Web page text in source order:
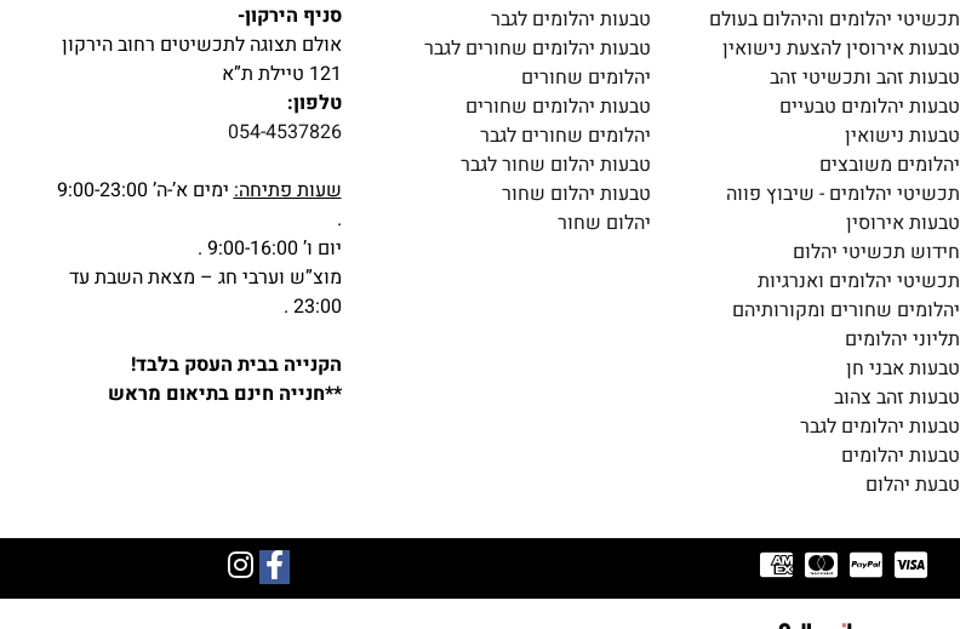
תכשיטי יהלומים והיהלום בעולם
טבעות אירוסין להצעת נישואין
טבעות זהב ותכשיטי זהב
טבעות יהלומים טבעיים
טבעות נישואין
יהלומים משובצים
תכשיטי יהלומים - שיבוץ פווה
טבעות אירוסין
חידוש תכשיטי יהלום
תכשיטי יהלומים ואנרגיות
יהלומים שחורים ומקורותיהם
תליוני יהלומים
טבעות אבני חן
טבעות זהב צהוב
טבעות יהלומים לגבר
טבעות יהלומים
טבעת יהלום
טבעות יהלומים לגבר
טבעות יהלומים שחורים לגבר
יהלומים שחורים
טבעות יהלומים שחורים
יהלומים שחורים לגבר
טבעות יהלום שחור לגבר
טבעות יהלום שחור
יהלום שחור
סניף הירקון-
אולם תצוגה לתכשיטים רחוב הירקון
121 טיילת ת”א
טלפון:
054-4537826
שעות פתיחה:
ימים א’-ה’ 9:00-23:00
.
יום ו’ 9:00-16:00 .
מוצ”ש וערבי חג – מצאת השבת עד
23:00 .
הקנייה בבית העסק בלבד!
**חנייה חינם בתיאום מראש